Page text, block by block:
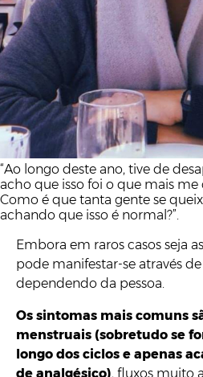
“Ao longo deste ano, tive de
acho que isso foi o que mais me
Como é que tanta gente se
achando que isso é normal?”.
Embora em raros casos seja
pode manifestar-se através
dependendo da pessoa.
Os sintomas mais comuns
menstruais (sobretudo se
longo dos ciclos e apenas
de analgésico), fluxos muito